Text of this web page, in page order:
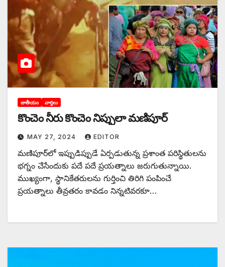
జాతీయం వార్తలు
కొంచెం నీరు కొంచెం నిప్పులా మణిపూర్
MAY 27, 2024 EDITOR
మణిపూర్‌లో ఇప్పుడిప్పుడే ఏర్పడుతున్న ప్రశాంత పరిస్థితులను
భగ్నం చేసేందుకు పదే పదే ప్రయత్నాలు జరుగుతున్నాయి.
ముఖ్యంగా, స్థానికేతరులను గుర్తించి తిరిగి పంపించే
ప్రయత్నాలు తీవ్రతరం కావడం నిన్నటివరకూ…